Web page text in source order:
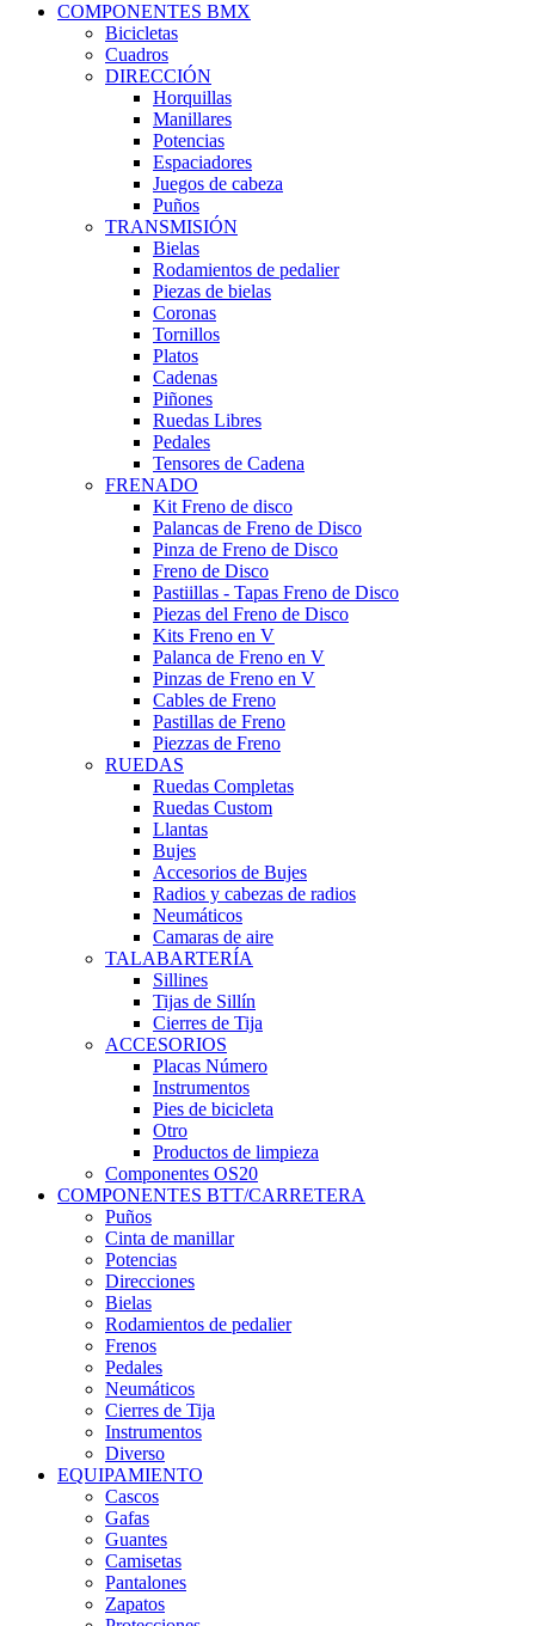
COMPONENTES BMX
Bicicletas
Cuadros
DIRECCIÓN
Horquillas
Manillares
Potencias
Espaciadores
Juegos de cabeza
Puños
TRANSMISIÓN
Bielas
Rodamientos de pedalier
Piezas de bielas
Coronas
Tornillos
Platos
Cadenas
Piñones
Ruedas Libres
Pedales
Tensores de Cadena
FRENADO
Kit Freno de disco
Palancas de Freno de Disco
Pinza de Freno de Disco
Freno de Disco
Pastiillas - Tapas Freno de Disco
Piezas del Freno de Disco
Kits Freno en V
Palanca de Freno en V
Pinzas de Freno en V
Cables de Freno
Pastillas de Freno
Piezzas de Freno
RUEDAS
Ruedas Completas
Ruedas Custom
Llantas
Bujes
Accesorios de Bujes
Radios y cabezas de radios
Neumáticos
Camaras de aire
TALABARTERÍA
Sillines
Tijas de Sillín
Cierres de Tija
ACCESORIOS
Placas Número
Instrumentos
Pies de bicicleta
Otro
Productos de limpieza
Componentes OS20
COMPONENTES BTT/CARRETERA
Puños
Cinta de manillar
Potencias
Direcciones
Bielas
Rodamientos de pedalier
Frenos
Pedales
Neumáticos
Cierres de Tija
Instrumentos
Diverso
EQUIPAMIENTO
Cascos
Gafas
Guantes
Camisetas
Pantalones
Zapatos